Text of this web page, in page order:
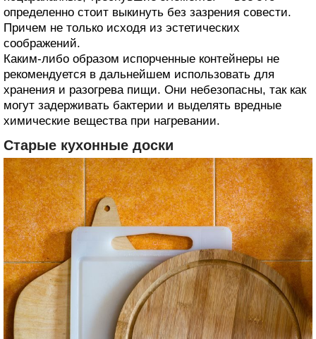
определенно стоит выкинуть без зазрения совести.
Причем не только исходя из эстетических
соображений.
Каким-либо образом испорченные контейнеры не
рекомендуется в дальнейшем использовать для
хранения и разогрева пищи. Они небезопасны, так как
могут задерживать бактерии и выделять вредные
химические вещества при нагревании.
Старые кухонные доски